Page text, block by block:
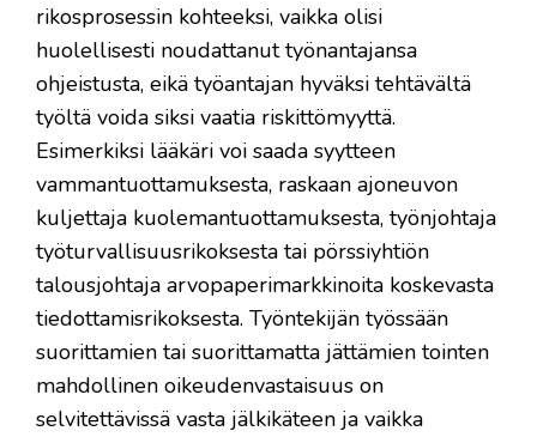
rikosprosessin kohteeksi, vaikka olisi
huolellisesti noudattanut työnantajansa
ohjeistusta, eikä työantajan hyväksi tehtävältä
työltä voida siksi vaatia riskittömyyttä.
Esimerkiksi lääkäri voi saada syytteen
vammantuottamuksesta, raskaan ajoneuvon
kuljettaja kuolemantuottamuksesta, työnjohtaja
työturvallisuusrikoksesta tai pörssiyhtiön
talousjohtaja arvopaperimarkkinoita koskevasta
tiedottamisrikoksesta. Työntekijän työssään
suorittamien tai suorittamatta jättämien tointen
mahdollinen oikeudenvastaisuus on
selvitettävissä vasta jälkikäteen ja vaikka